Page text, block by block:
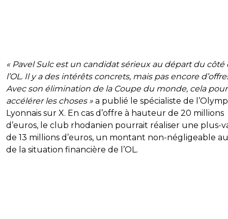
« Pavel Sulc est un candidat sérieux au départ du côté
l’OL. Il y a des intérêts concrets, mais pas encore
Avec son élimination de la Coupe du monde, cela
accélérer les choses » a publié le spécialiste de
Lyonnais sur X. En cas d’offre à hauteur de 20 millions
d’euros, le club rhodanien pourrait réaliser une plus-
de 13 millions d’euros, un montant non-négligeable
de la situation financière de l’OL.